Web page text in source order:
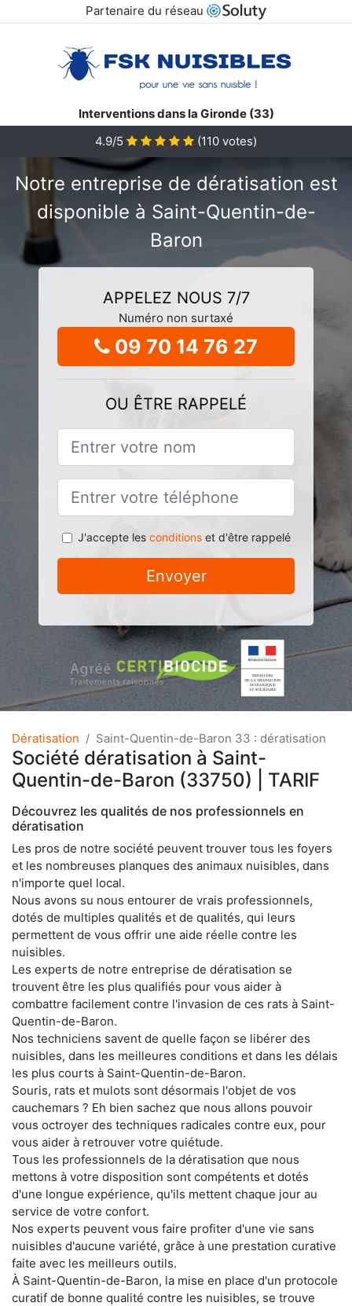
Partenaire du réseau
Interventions dans la Gironde (33)
4.9/5
(110 votes)
Notre entreprise de dératisation est
disponible à Saint-Quentin-de-
Baron
APPELEZ NOUS 7/7
Numéro non surtaxé
09 70 14 76 27
OU ÊTRE RAPPELÉ
J'accepte les conditionset d'être rappelé
Envoyer
Dératisation Saint-Quentin-de-Baron 33 : dératisation
Société dératisation à Saint-
Quentin-de-Baron (33750) | TARIF
Découvrez les qualités de nos professionnels en
dératisation
Les pros de notre société peuvent trouver tous les foyers
et les nombreuses planques des animaux nuisibles, dans
n'importe quel local.
Nous avons su nous entourer de vrais professionnels,
dotés de multiples qualités et de qualités, qui leurs
permettent de vous offrir une aide réelle contre les
nuisibles.
Les experts de notre entreprise de dératisation se
trouvent être les plus qualifiés pour vous aider à
combattre facilement contre l'invasion de ces rats à Saint-
Quentin-de-Baron.
Nos techniciens savent de quelle façon se libérer des
nuisibles, dans les meilleures conditions et dans les délais
les plus courts à Saint-Quentin-de-Baron.
Souris, rats et mulots sont désormais l'objet de vos
cauchemars ? Eh bien sachez que nous allons pouvoir
vous octroyer des techniques radicales contre eux, pour
vous aider à retrouver votre quiétude.
Tous les professionnels de la dératisation que nous
mettons à votre disposition sont compétents et dotés
d'une longue expérience, qu'ils mettent chaque jour au
service de votre confort.
Nos experts peuvent vous faire profiter d'une vie sans
nuisibles d'aucune variété, grâce à une prestation curative
faite avec les meilleurs outils.
À Saint-Quentin-de-Baron, la mise en place d'un protocole
curatif de bonne qualité contre les nuisibles, se trouve